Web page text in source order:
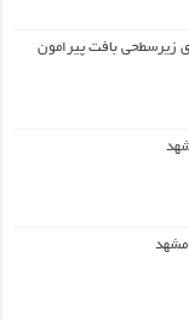
زیرسطحی بافت پیرامون
مشهد